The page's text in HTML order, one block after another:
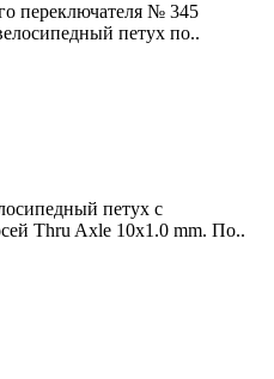
переключателя № 345
петух по..
петух с
Thru Axle 10х1.0 mm. По..